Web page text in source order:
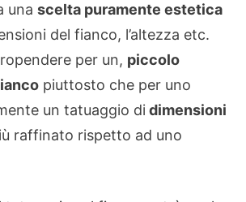
una scelta puramente estetica
del fianco, l’altezza etc.
per un, piccolo
piuttosto che per uno
un tatuaggio di dimensioni
raffinato rispetto ad uno